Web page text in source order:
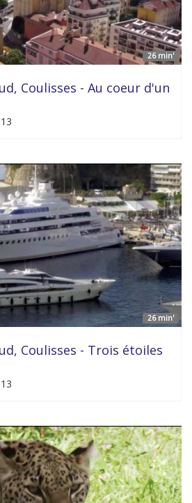
26 min'
Coulisses - Au coeur d'un
26 min'
Coulisses - Trois étoiles